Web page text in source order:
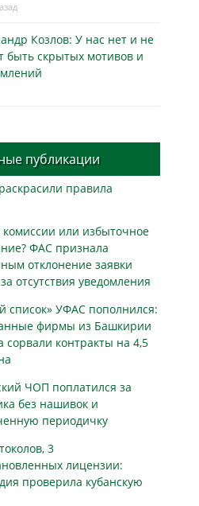
Козлов: У нас нет и не
быть скрытых мотивов и
публикации
правила
или избыточное
ФАС признала
отклонение заявки
отсутствия уведомления
список» УФАС пополнился:
фирмы из Башкирии
контракты на 4,5
ЧОП поплатился за
без нашивок и
периодичку
3
лицензии:
проверила кубанскую